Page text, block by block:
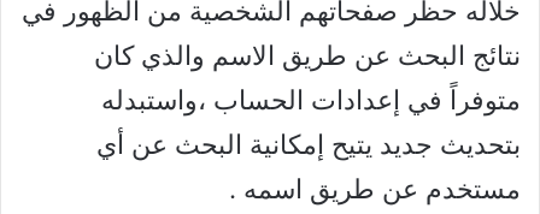
خلاله حظر صفحاتهم الشخصية من الظهور في
نتائج البحث عن طريق الاسم والذي كان
متوفراً في إعدادات الحساب ،واستبدله
بتحديث جديد يتيح إمكانية البحث عن أي
مستخدم عن طريق اسمه .